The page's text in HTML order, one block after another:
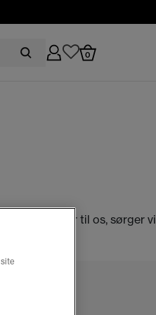
0
oplysninger til os, sørger vi